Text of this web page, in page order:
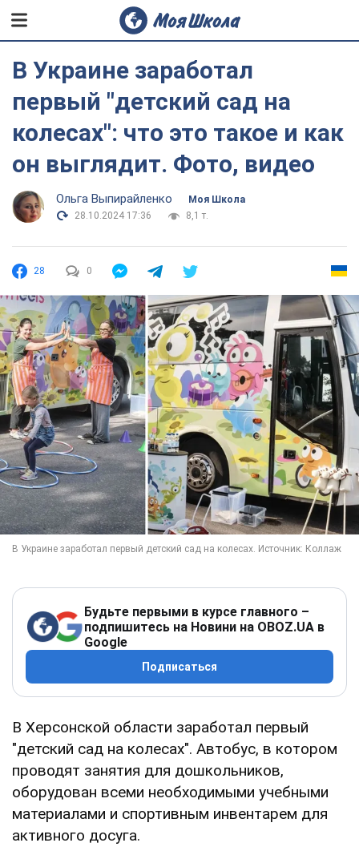
В Украине заработал
первый "детский сад на
колесах": что это такое и как
он выглядит. Фото, видео
Ольга Выпирайленко
Моя Школа
28.10.2024 17:36
8,1 т.
28 0
Будьте первыми в курсе главного –
подпишитесь на Новини на OBOZ.UA в
Google
Подписаться
В Херсонской области заработал первый
"детский сад на колесах". Автобус, в котором
проводят занятия для дошкольников,
оборудован всеми необходимыми учебными
материалами и спортивным инвентарем для
активного досуга.